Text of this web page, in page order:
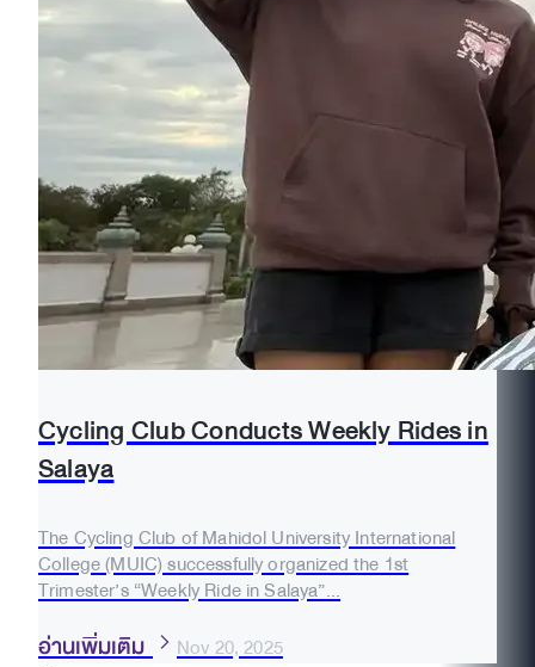
Cycling Club Conducts Weekly Rides in
Salaya
The Cycling Club of Mahidol University International
College (MUIC) successfully organized the 1st
Trimester’s “Weekly Ride in Salaya”...
อ่านเพิ่มเติม Nov 20, 2025